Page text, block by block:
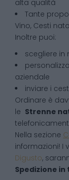
alta qualità
Tante
Vino, Cesti
Inoltre puoi:
scegliere
aziendale
inviare i
Ordinare è
le Strenne
Nella sezione
informazioni! I
Digusto,
Spedizione